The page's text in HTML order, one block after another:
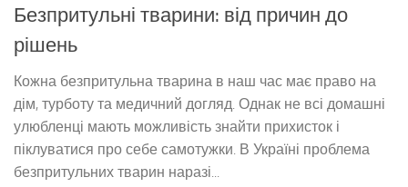
Безпритульні тварини: від причин до
рішень
Кожна безпритульна тварина в наш час має право на
дім, турботу та медичний догляд. Однак не всі домашні
улюбленці мають можливість знайти прихисток і
піклуватися про себе самотужки. В Україні проблема
безпритульних тварин наразі...